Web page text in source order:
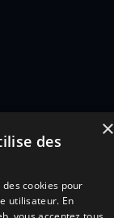
×
des
cookies pour
utilisateur. En